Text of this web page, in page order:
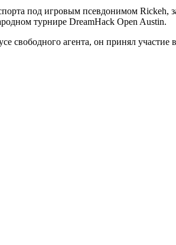
под игровым псевдонимом
турнире DreamHack Open Austin.
свободного агента, он принял